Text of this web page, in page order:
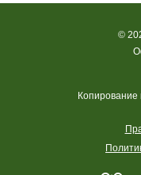
©